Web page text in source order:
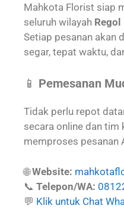
Mahkota Florist siap
seluruh wilayah Regol
Setiap pesanan akan
segar, tepat waktu,
📱 Pemesanan
Tidak perlu repot
secara online dan tim
memproses pesanan
🌐Website:
📞 Telepon/WA:
💬 Klik untuk Chat